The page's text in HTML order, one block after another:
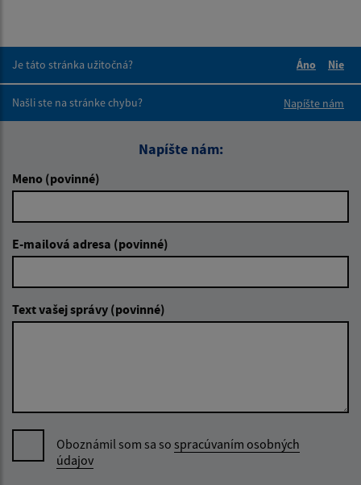
Je táto stránka užitočná?
Áno
Nie
Našli ste na stránke chybu?
Napíšte nám
Napíšte nám:
Meno (povinné)
E-mailová adresa (povinné)
Text vašej správy (povinné)
Oboznámil som sa so spracúvaním osobných
údajov